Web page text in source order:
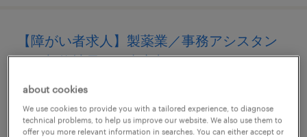
【障がい者求人】製薬業／事務アシスタン
ト（契約社員）（東京都）
東京, 東京都
contract
¥3,500,000 - ¥4,500,000 per year, 年収350 ～
about cookies
We use cookies to provide you with a tailored experience, to diagnose
technical problems, to help us improve our website. We also use them to
offer you more relevant information in searches. You can either accept or